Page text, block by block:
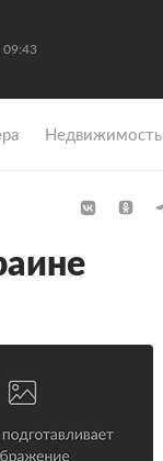
09:43
Недвижимость